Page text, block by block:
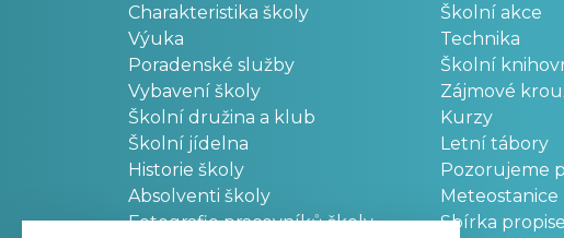
Charakteristika školy
Výuka
Poradenské služby
Vybavení školy
Školní družina a klub
Školní jídelna
Historie školy
Absolventi školy
Fotografie pracovníků školy
Školní akce
Technika
Školní
Zájmové
Kurzy
Letní tábory
Pozorujeme
Meteostanice
Sbírka